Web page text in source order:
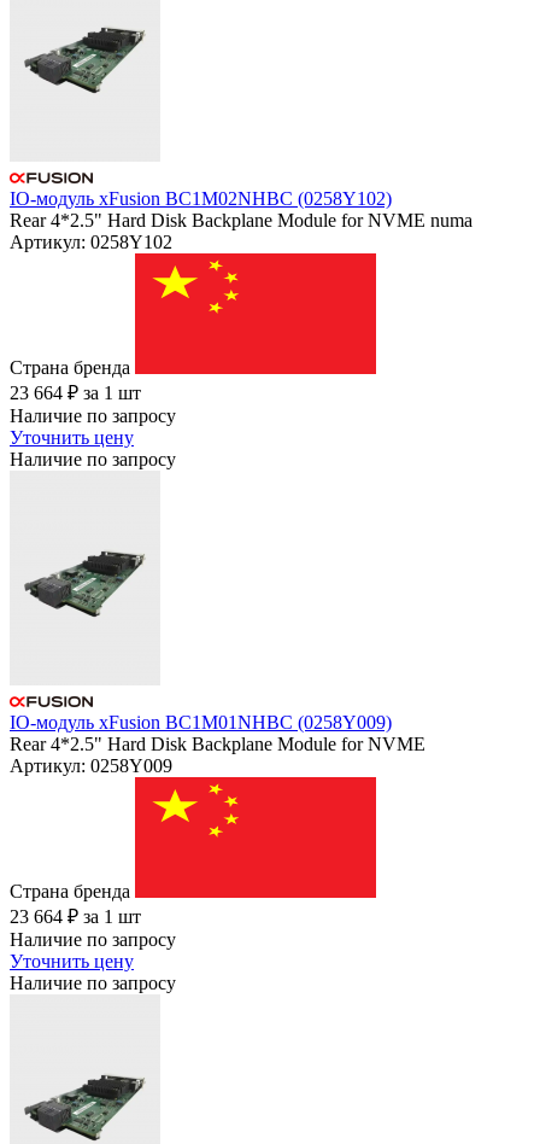
IO-модуль xFusion BC1M02NHBC (0258Y102)
Rear 4*2.5" Hard Disk Backplane Module for NVME numa
Артикул: 0258Y102
Страна бренда
23 664 ₽ за 1 шт
Наличие по запросу
Уточнить цену
Наличие по запросу
IO-модуль xFusion BC1M01NHBC (0258Y009)
Rear 4*2.5" Hard Disk Backplane Module for NVME
Артикул: 0258Y009
Страна бренда
23 664 ₽ за 1 шт
Наличие по запросу
Уточнить цену
Наличие по запросу